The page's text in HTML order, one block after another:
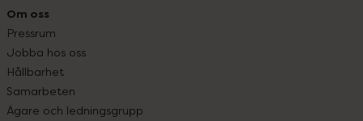
Om oss
Pressrum
Jobba hos oss
Hållbarhet
Samarbeten
Ägare och ledningsgrupp